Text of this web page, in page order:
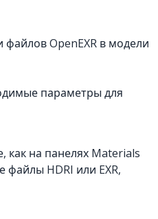
OpenEXR в модели
параметры для
как на панелях Materials
файлы HDRI или EXR,